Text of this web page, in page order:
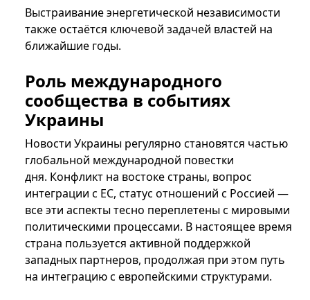
Выстраивание энергетической независимости
также остаётся ключевой задачей властей на
ближайшие годы.
Роль международного
сообщества в событиях
Украины
Новости Украины регулярно становятся частью
глобальной международной повестки
дня. Конфликт на востоке страны, вопрос
интеграции с ЕС, статус отношений с Россией —
все эти аспекты тесно переплетены с мировыми
политическими процессами. В настоящее время
страна пользуется активной поддержкой
западных партнеров, продолжая при этом путь
на интеграцию с европейскими структурами.